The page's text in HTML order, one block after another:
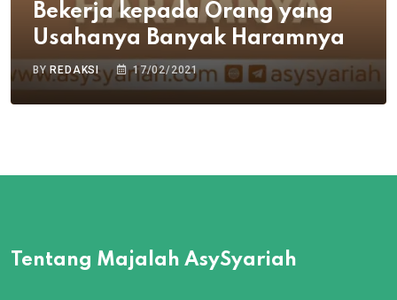
Bekerja kepada Orang yang
Usahanya Banyak Haramnya
BY REDAKSI 17/02/2021
Tentang Majalah AsySyariah